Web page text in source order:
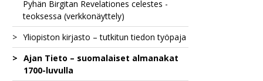
Pyhän Birgitan Revelationes celestes -
teoksessa (verkkonäyttely)
Birgitan uudistusagenda
Ilmestys uudesta luostarisäännöstä
Taivaan ja maan välillä
Yliopiston kirjasto – tutkitun tiedon työpaja
Näkökulmia avoimeen tieteeseen
Ajan Tieto – suomalaiset almanakat
1700-luvulla